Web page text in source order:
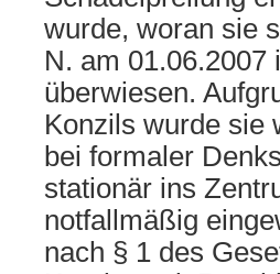
wurde, woran sie
N. am
überwiesen.
Konzils wurde sie
bei formaler
stationär ins
notfallmäßig
nach § 1 des